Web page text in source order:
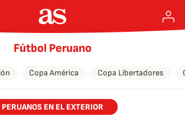
Fútbol Peruano
Copa América Copa Libertadores
PERUANOS EN EL EXTERIOR